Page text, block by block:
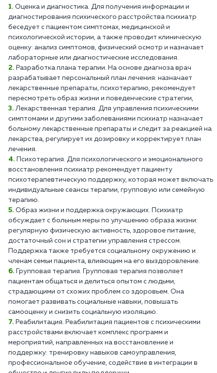
Оценка и диагностика. Для получения информации и
диагностирования психического расстройства психиатр
беседует с пациентом симптомах, медицинской и
психологической истории, а также проводит клиническую
оценку: анализ симптомов, физический осмотр и назначает
лабораторные или диагностические исследования.
Разработка плана терапии. На основе диагноза врач
разрабатывает персональный план лечения: назначает
лекарственные препараты, психотерапию, рекомендует
пересмотреть образ жизни и поведенческие стратегии,
Лекарственная терапия. Для управления психическими
симптомами и другими заболеваниями психиатр назначает
больному лекарственные препараты и следит за реакцией на
лекарства, регулирует их дозировку и корректирует план
лечения.
Психотерапия. Для психологического и эмоционального
восстановления психиатр рекомендует пациенту
психотерапевтическую поддержку, которая может включать
индивидуальные сеансы терапии, групповую или семейную
терапию.
Образ жизни и поддержка окружающих. Психиатр
обсуждает с больным меры по улучшению образа жизни:
регулярную физическую активность, здоровое питание,
достаточный сон и стратегии управления стрессом.
Поддержка также требуется социальному окружению и
членам семьи пациента, влияющим на его выздоровление.
Групповая терапия. Групповая терапия позволяет
пациентам общаться и делиться опытом с людьми,
страдающими от схожих проблем со здоровьем. Она
помогает развивать социальные навыки, повышать
самооценку и снизить социальную изоляцию.
Реабилитация. Реабилитация пациентов с психическими
расстройствами включает комплекс программ и
мероприятий, направленных на восстановление и
поддержку: тренировку навыков самоуправления,
профессиональное обучение, содействие в интеграции в